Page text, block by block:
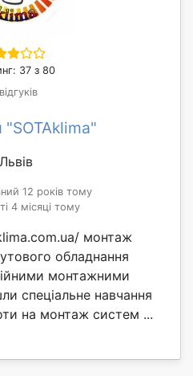
37 з 80
"SOTAklima"
Львів
12 років тому
4 місяці тому
монтаж
обладнання
монтажними
спеціальне навчання
на монтаж систем ...